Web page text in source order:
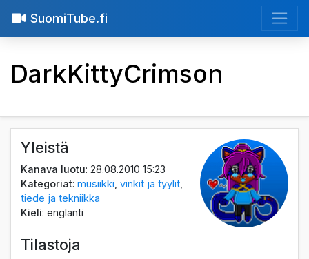
SuomiTube.fi
DarkKittyCrimson
Yleistä
Kanava luotu: 28.08.2010 15:23
Kategoriat:musiikki ,vinkit ja tyylit
tiede ja tekniikka
Kieli: englanti
Tilastoja